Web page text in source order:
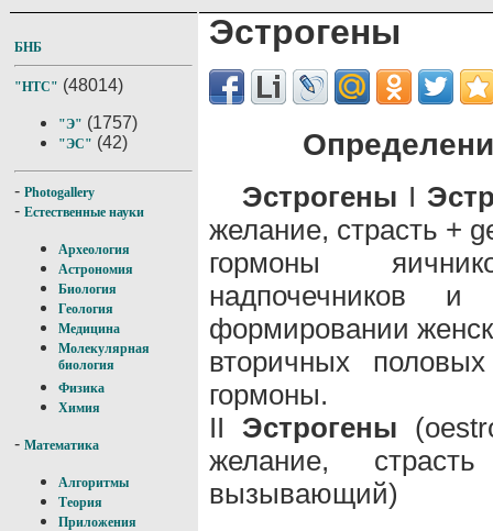
БНБ
"НТС" (48014)
"Э" (1757)
"ЭС" (42)
- Photogallery
- Естественные науки
Археология
Астрономия
Биология
Геология
Медицина
Молекулярная
биология
Физика
Химия
- Математика
Алгоритмы
Теория
Приложения
Эстрогены
Эстрогены I
желание, страсть +
гормоны
надпочечников
формировании
вторичных
гормоны.
IIЭстрогены
желание,
вызывающий)